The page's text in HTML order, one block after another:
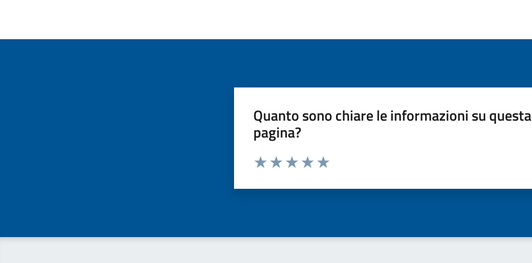
Quanto sono chiare le informazioni su questa
pagina?
Valuta da 1 a 5 stelle la pagina